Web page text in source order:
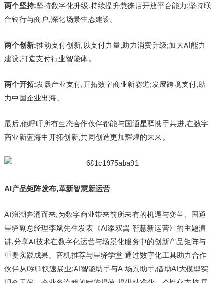
两个坚持:坚持数字化升级,持续提升慧徕店开放平台能力;坚持联
合银行与商户,深化场景生态建设。
两个创新:推动支付创新,以支付力量,助力消费升级;加大AI能力
建设,打造支付行业智能体。
两个开拓:发展产业支付,开拓数字商业新赛道;发展跨境支付,助
力中国企业出海。
最后,他呼吁所有生态合作伙伴都能与国通星驿携手共进,在数字
商业新蓝海中开拓创新,共同创造更加辉煌的未来。
AI产品矩阵发布,革新智慧新运营
AI浪潮奔涌而来,为数字商业带来前所未有的机遇与变革。国通
星驿副总经理李斌先生发表《AI添双翼 智慧新运营》的主题演
讲,分享AI技术在数字化运营与场景化服务中的创新产品矩阵与
重要实践成果。商机推荐与星驿学堂,通过数字化工具助力合作
伙伴从0到1快速展业;AI智能助手与AI场景助手,借助AI大模型实